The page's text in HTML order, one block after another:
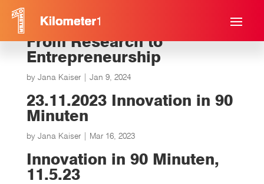
From Research to
Entrepreneurship
by Jana Kaiser| Jan 9, 2024
23.11.2023 Innovation in 90
Minuten
by Jana Kaiser| Mar 16, 2023
Innovation in 90 Minuten,
11.5.23